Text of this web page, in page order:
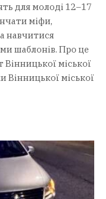
для молоді 12–17
міфи,
навчитися
шаблонів. Про це
міської
Вінницької міської